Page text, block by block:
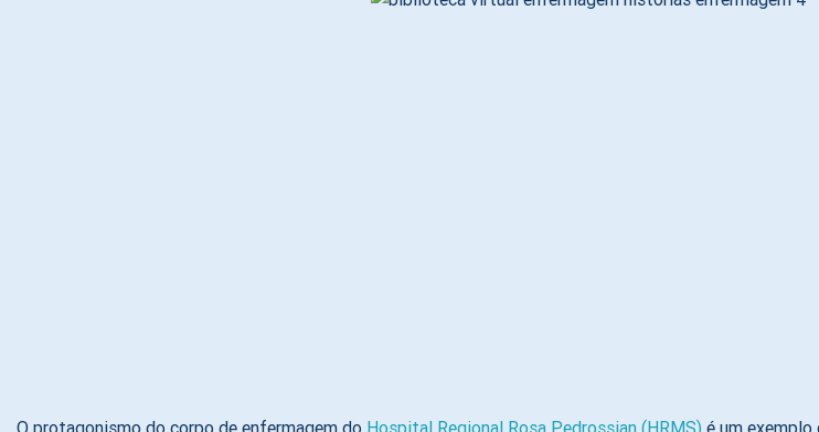
O protagonismo do corpo de enfermagem do Hospital Regional Rosa Pedrossian (HRMS) é um exemplo